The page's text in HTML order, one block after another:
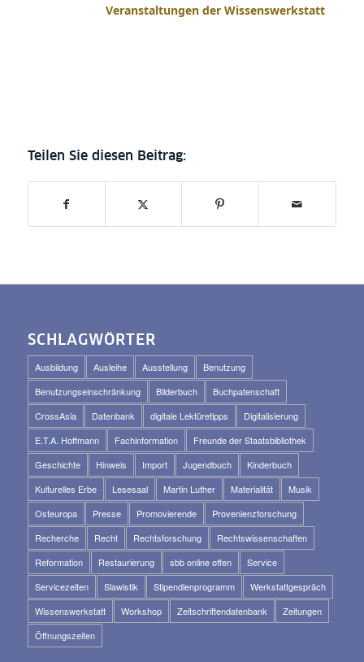
Veranstaltungen der Wissenswerkstatt
SCHLAGWÖRTER
Ausbildung Ausleihe Ausstellung
Benutzung
Benutzungseinschränkung
Bilderbuch
Buchpatenschaft
CrossAsia
Datenbank digitale Lektüretipps
Digitalisierung
E.T.A. Hoffmann
Fachinformation
Freunde der Staatsbibliothek
Geschichte
Hinweis Import Jugendbuch
Kinderbuch
Kulturelles Erbe
Lesesaal Martin Luther Materialität
Musik
Osteuropa
Presse Promovierende
Provenienzforschung
Recherche
Recht Rechtsforschung
Rechtswissenschaften
Reformation
Restaurierung sbb online offen
Service
Servicezeiten
Slawistik Stipendienprogramm
Werkstattgespräch
Wissenswerkstatt
Workshop Zeitschriftendatenbank
Zeitungen
Öffnungszeiten